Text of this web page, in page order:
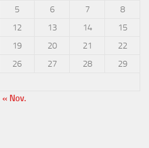
5 6 7
8
12 13 14
15
19 20 21
22
26 27 28
29
« Nov.